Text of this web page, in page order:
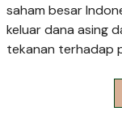
saham besar
keluar dana asing
tekanan terhadap